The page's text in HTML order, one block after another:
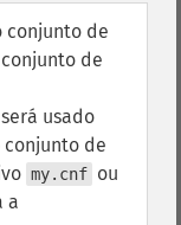
conjunto de
de
usado
de
my.cnf ou
a